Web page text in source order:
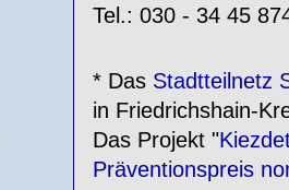
Tel.: 030 - 34 45
* Das Stadtteilnetz
in Friedrichshain-
Das Projekt "
Präventionspreis